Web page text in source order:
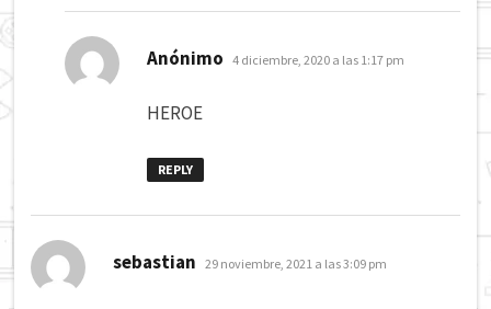
Anónimo dice:
4 diciembre, 2020 a las 1:17 pm
HEROE
REPLY
sebastian dice:
29 noviembre, 2021 a las 3:09 pm